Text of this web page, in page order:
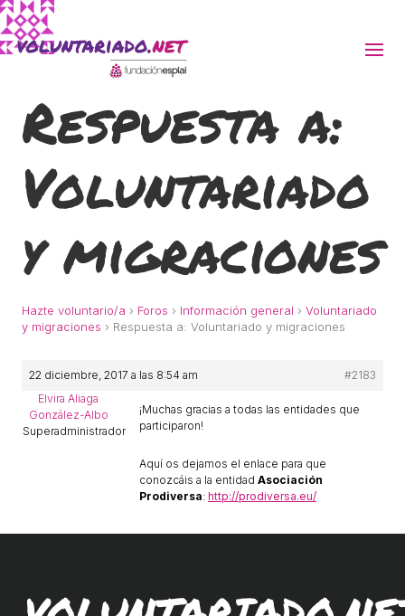
Respuesta a:
Voluntariado
y migraciones
Hazte voluntario/a › Foros › Información general › Voluntariado
y migraciones › Respuesta a: Voluntariado y migraciones
22 diciembre, 2017 a las 8:54 am
#2183
Elvira Aliaga
González-Albo
Superadministrador
¡Muchas gracias a todas las entidades que
participaron!
Aquí os dejamos el enlace para que
conozcáis a la entidad Asociación
Prodiversa: http://prodiversa.eu/
ACCIÓ SOCIAL I JOVES
ESPLAIS